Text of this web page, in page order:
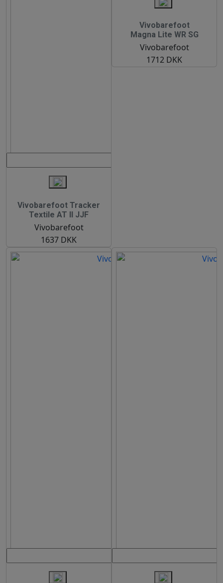
Vivobarefoot Tracker
Textile AT II JJF
Vivobarefoot
1637 DKK
Vivobarefoot
Magna Lite WR SG
Vivobarefoot
1712 DKK